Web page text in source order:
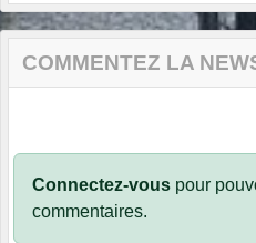
COMMENTEZ LA
Connectez-vous pour
commentaires.